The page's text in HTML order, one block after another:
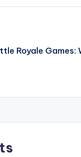
Royale Games: